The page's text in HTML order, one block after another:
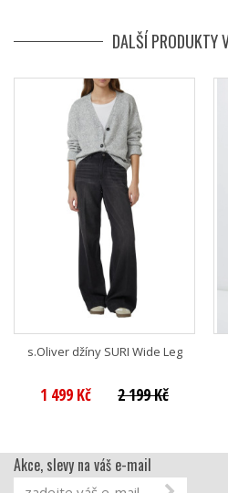
DALŠÍ PRODUKTY
s.Oliver džíny SURI Wide Leg
1 499 Kč 2 199 Kč
Akce, slevy na váš e-mail